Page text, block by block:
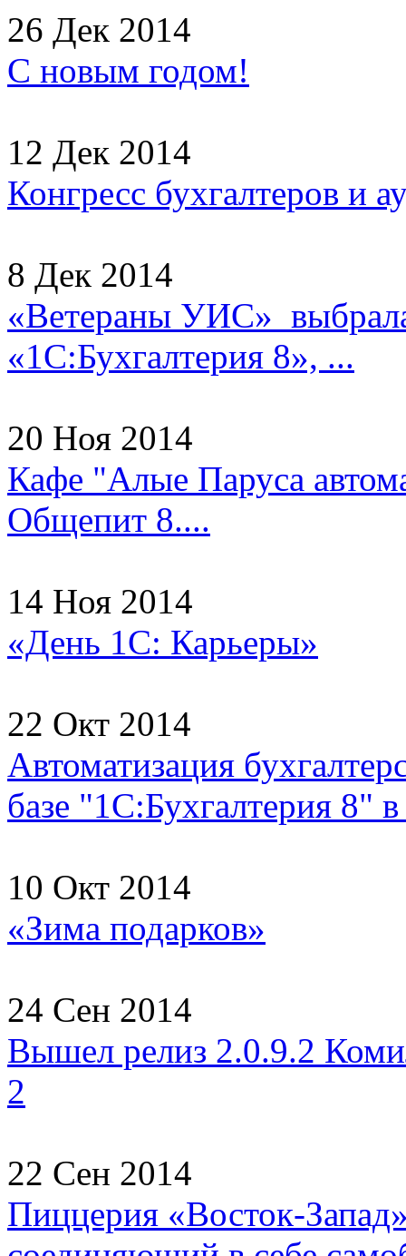
26 Дек 2014
С новым годом!
12 Дек 2014
Конгресс бухгалтеров и
8 Дек 2014
«Ветераны УИС»
«1С:Бухгалтерия 8», ...
20 Ноя 2014
Кафе "Алые Паруса
Общепит 8....
14 Ноя 2014
«День 1С: Карьеры»
22 Окт 2014
Автоматизация
базе "1С:Бухгалтерия
10 Окт 2014
«Зима подарков»
24 Сен 2014
Вышел релиз 2.0.9.2
2
22 Сен 2014
Пиццерия «Восток-